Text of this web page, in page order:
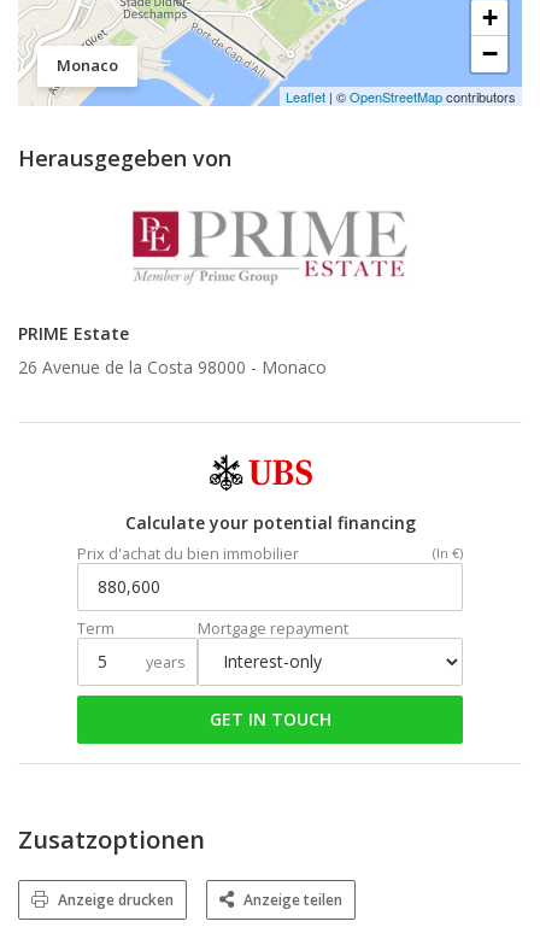
Monaco
+
−
Leaflet | ©OpenStreetMapcontributors
Herausgegeben von
PRIME Estate
26 Avenue de la Costa 98000 - Monaco
Calculate your potential financing
Prix d'achat du bien immobilier (In €)
Term
years
Mortgage repayment
GET IN TOUCH
Zusatzoptionen
Anzeige drucken Anzeige teilen